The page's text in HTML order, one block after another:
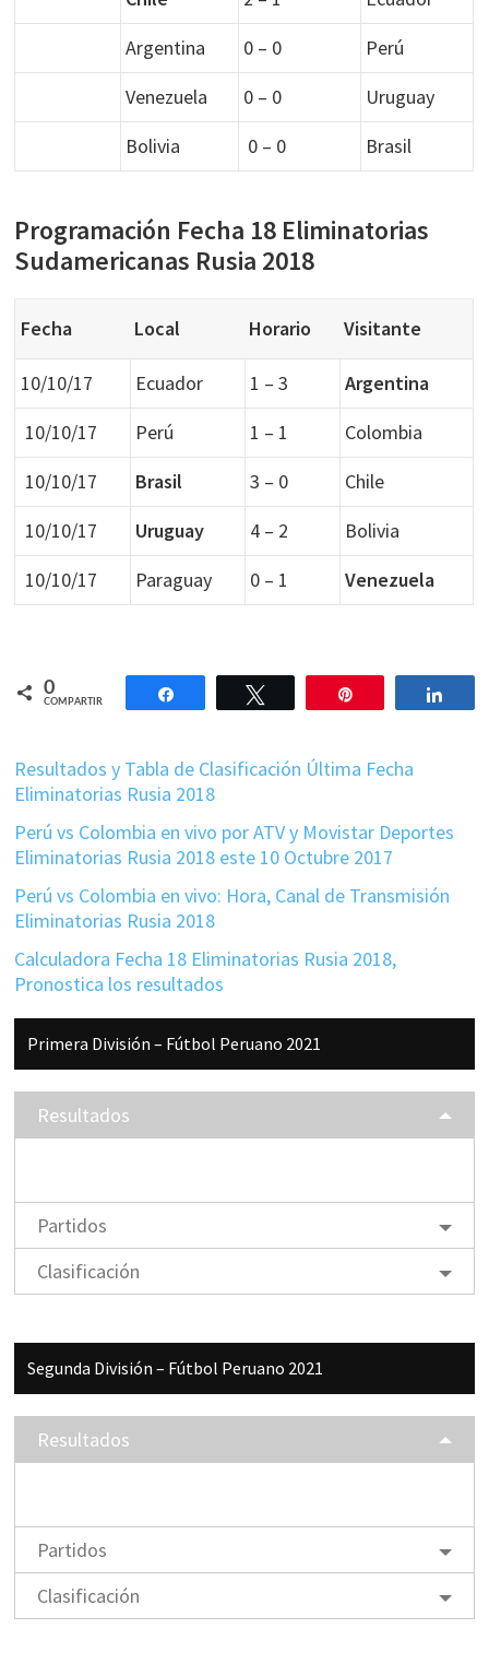
Argentina
0 – 0
Perú
Venezuela
0 – 0
Uruguay
Bolivia
0 – 0 Brasil
Programación Fecha 18 Eliminatorias
Sudamericanas Rusia 2018
Fecha Local Horario Visitante
10/10/17 Ecuador 1 – 3
Argentina
10/10/17
Perú 1 – 1
Colombia
10/10/17
Brasil 3 – 0
Chile
10/10/17
Uruguay 4 – 2
Bolivia
10/10/17
Paraguay 0 – 1 Venezuela
0
COMPARTIR
Compartir
Resultados y Tabla de Clasificación Última Fecha
Eliminatorias Rusia 2018
Perú vs Colombia en vivo por ATV y Movistar Deportes
Eliminatorias Rusia 2018 este 10 Octubre 2017
Perú vs Colombia en vivo: Hora, Canal de Transmisión
Eliminatorias Rusia 2018
Calculadora Fecha 18 Eliminatorias Rusia 2018,
Pronostica los resultados
Barra
lateral
principal
Primera División – Fútbol Peruano 2021
Resultados
Partidos
Clasificación
Segunda División – Fútbol Peruano 2021
Resultados
Partidos
Clasificación